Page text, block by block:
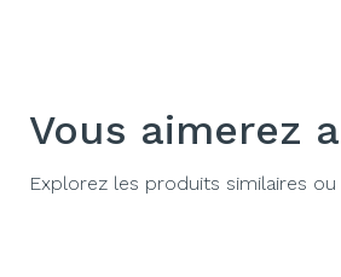
Vous aimerez
Explorez les produits similaires ou